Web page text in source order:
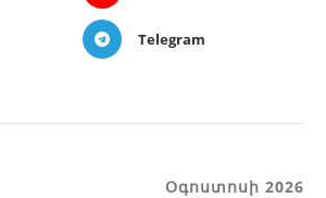
Telegram
Օգոստոսի 2026